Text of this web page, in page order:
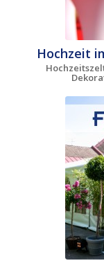
Hochzeit